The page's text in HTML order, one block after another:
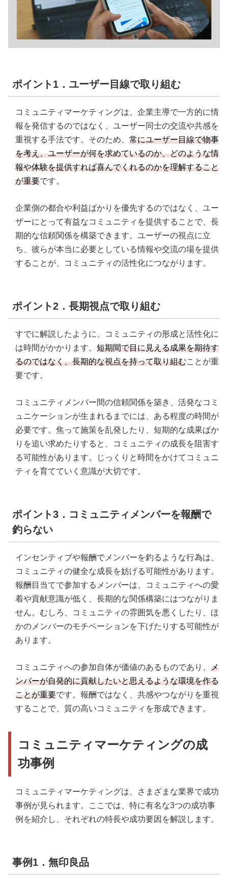
ポイント1．ユーザー目線で取り組む
コミュニティマーケティングは、企業主導で一方的に情
報を発信するのではなく、ユーザー同士の交流や共感を
重視する手法です。そのため、 常にユーザー目線で物事
を考え、ユーザーが何を求めているのか、どのような情
報や体験を提供すれば喜んでくれるのかを理解すること
が重要です。
企業側の都合や利益ばかりを優先するのではなく、ユー
ザーにとって有益なコミュニティを提供することで、長
期的な信頼関係を構築できます。ユーザーの視点に立
ち、彼らが本当に必要としている情報や交流の場を提供
することが、コミュニティの活性化につながります。
ポイント2．長期視点で取り組む
すでに解説したように、コミュニティの形成と活性化に
は時間がかかります。 短期間で目に見える成果を期待す
るのではなく、長期的な視点を持って取り組むことが重
要です。
コミュニティメンバー間の信頼関係を築き、活発なコミ
ュニケーションが生まれるまでには、ある程度の時間が
必要です。焦って施策を乱発したり、短期的な成果ばか
りを追い求めたりすると、コミュニティの成長を阻害す
る可能性があります。じっくりと時間をかけてコミュニ
ティを育てていく意識が大切です。
ポイント3．コミュニティメンバーを報酬で
釣らない
インセンティブや報酬でメンバーを釣るような行為は、
コミュニティの健全な成長を妨げる可能性があります。
報酬目当てで参加するメンバーは、コミュニティへの愛
着や貢献意識が低く、長期的な関係構築にはつながりま
せん。むしろ、コミュニティの雰囲気を悪くしたり、ほ
かのメンバーのモチベーションを下げたりする可能性が
あります。
コミュニティへの参加自体が価値のあるものであり、 メ
ンバーが自発的に貢献したいと思えるような環境を作る
ことが重要です。報酬ではなく、共感やつながりを重視
することで、質の高いコミュニティを形成できます。
コミュニティマーケティングの成
功事例
コミュニティマーケティングは、さまざまな業界で成功
事例が見られます。ここでは、特に有名な3つの成功事
例を紹介し、それぞれの特長や成功要因を解説します。
事例1．無印良品